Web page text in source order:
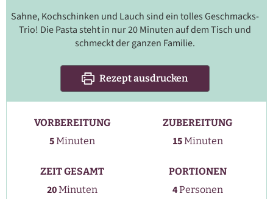
Sahne, Kochschinken und Lauch sind ein tolles Geschmacks-
Trio! Die Pasta steht in nur 20 Minuten auf dem Tisch und
schmeckt der ganzen Familie.
Rezept ausdrucken
VORBEREITUNG
5Minuten
Minuten
ZUBEREITUNG
15Minuten
Minuten
ZEIT GESAMT
20Minuten
Minuten
PORTIONEN
4Personen